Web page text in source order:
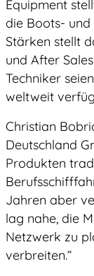
Equipment
die Boots- und
Stärken stellt
und After
Techniker
weltweit
Christian
Deutschland
Produkten
Jahren aber
lag nahe, die
Netzwerk zu
verbreiten.“